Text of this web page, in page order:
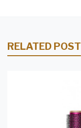
RELATED POST